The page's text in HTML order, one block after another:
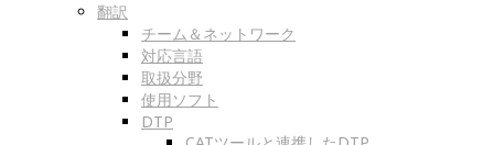
翻訳
チーム＆ネットワーク
対応言語
取扱分野
使用ソフト
DTP